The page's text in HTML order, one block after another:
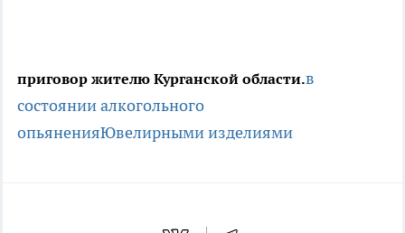
приговор жителю Курганской области.в
состоянии алкогольного
опьяненияЮвелирными изделиями